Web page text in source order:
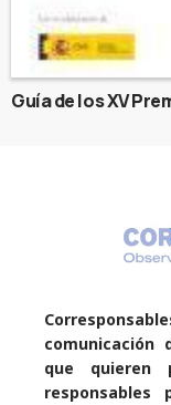
Guía de los XV
comunicación
que quieren